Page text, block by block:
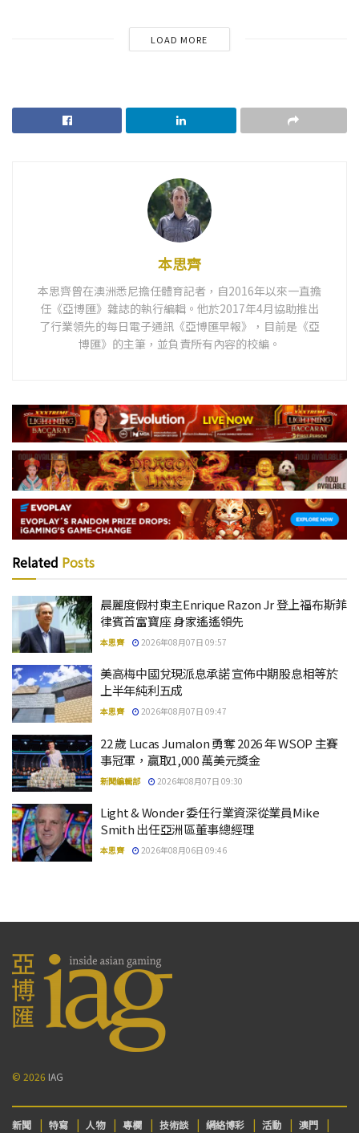
LOAD MORE
本思齊
本思齊曾在澳洲悉尼擔任體育記者，自2016年以來一直擔
任《亞博匯》雜誌的執行編輯。他於2017年4月協助推出
了行業領先的每日電子通訊《亞博匯早報》，目前是《亞
博匯》的主筆，並負責所有內容的校編。
Related Posts
晨麗度假村東主Enrique Razon Jr 登上福布斯菲
律賓首富寶座 身家遙遙領先
本思齊 2026年08月07日 09:57
美高梅中國兌現派息承諾 宣佈中期股息相等於
上半年純利五成
本思齊 2026年08月07日 09:47
22 歲 Lucas Jumalon 勇奪 2026 年 WSOP 主賽
事冠軍，贏取1,000 萬美元獎金
新聞編輯部 2026年08月07日 09:30
Light & Wonder 委任行業資深從業員Mike
Smith 出任亞洲區董事總經理
本思齊 2026年08月06日 09:46
© 2026 IAG
新聞 特寫 人物 專欄 技術談 網絡博彩 活動 澳門